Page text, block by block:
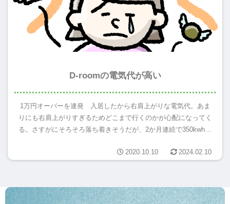
D-roomの電気代が高い
1万円オーバーを連発 入居したから右肩上がりな電気代。あま
りにも右肩上がりすぎるためどこまで行くのかが心配になってく
る。さすがにそろそろ落ち着きそうだが、2か月連続で350kwh程
思... 2020.10.10 2024.02.10